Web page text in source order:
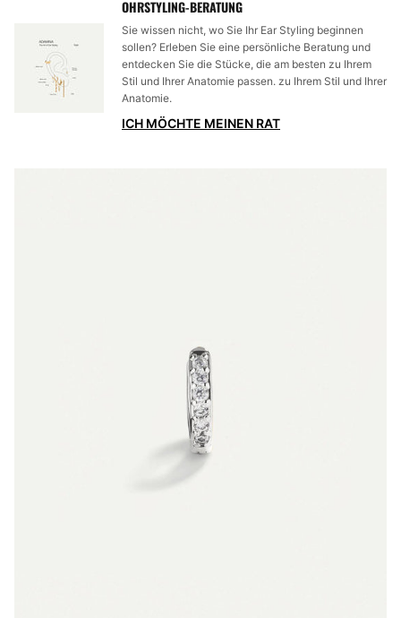
OHRSTYLING-BERATUNG
Sie wissen nicht, wo Sie Ihr Ear Styling beginnen
sollen? Erleben Sie eine persönliche Beratung und
entdecken Sie die Stücke, die am besten zu Ihrem
Stil und Ihrer Anatomie passen. zu Ihrem Stil und Ihrer
Anatomie.
ICH MÖCHTE MEINEN RAT